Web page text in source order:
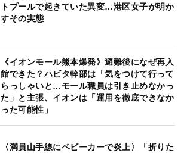
トプールで起きていた異変…港区女子が明か
すその実態
《イオンモール熊本爆発》避難後になぜ再入
館できた？ハビタ幹部は「気をつけて行って
らっしゃいと…モール職員は引き止めなかっ
た」と主張、イオンは「運用を徹底できなか
った可能性」
〈満員山手線にベビーカーで炎上〉「折りた